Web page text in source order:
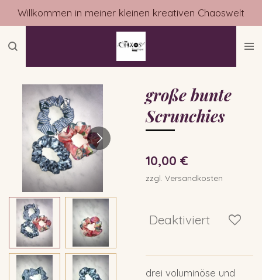
Zum
Hauptinhalt
springen
Willkommen in meiner kleinen kreativen Chaoswelt
große bunte
Scrunchies
10,00 €
zzgl. Versandkosten
Deaktiviert
drei voluminöse und